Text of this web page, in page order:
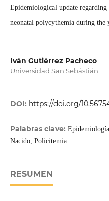
Epidemiological update
neonatal polycythemia during the
Iván Gutiérrez Pacheco
Universidad San Sebástián
DOI: https://doi.org/
Palabras clave:
Nacido, Policitemia
RESUMEN